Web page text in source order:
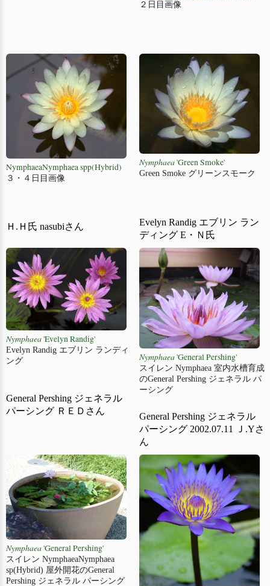
２日目画像
NymphaeaNymphaea spp(Hybrid)
３・４日目画像
Ｈ.Ｈ氏 nasubiさん
Nymphaea'Green Smoke'
Green Smoke グリーンスモーク
Evelyn Randig エブリン ラン
ディング E・Ｎ氏
Nymphaea'Evelyn Randig'
Evelyn Randig エブリン ランディ
ング
General Pershing ジェネラル
パーシング ＲＥＤさん
Nymphaea'General Pershing'
スイレン Nymphaea 室内水槽育成
のGeneral Pershing ジェネラル パ
ーシング
General Pershing ジェネラル
パーシング 2002.07.11 Ｊ.Yさ
ん
Nymphaea'General Pershing'
スイレン NymphaeaNymphaea
sp(Hybrid) 屋外開花のGeneral
Pershing ジェネラル パーシング